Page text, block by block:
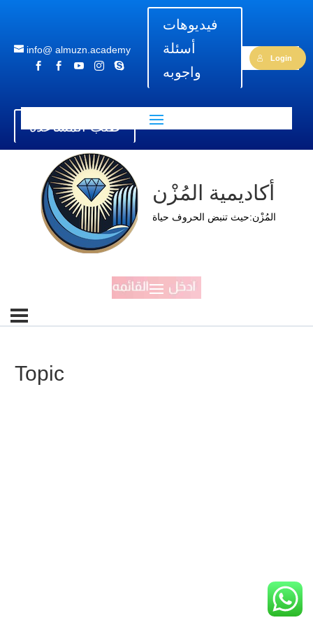
info@ almuzn.academy
    
فيديوهات
أسئلة
واجوبه
Login
طلب المساعدة
أكاديمية المُزْن
المُزْن:حيث تنبض الحروف حياة
Topic